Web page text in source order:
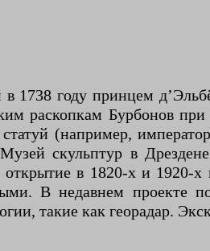
1738 году принцем
раскопкам Бурбонов
(например,
скульптур в
в 1820-х и 1920-
В недавнем проекте
такие как георадар.